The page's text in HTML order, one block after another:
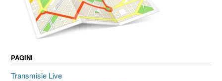
PAGINI
Transmisie Live